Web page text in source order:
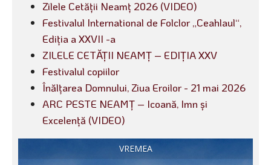
Zilele Cetății Neamț 2026 (VIDEO)
Festivalul International de Folclor „Ceahlaul“,
Ediția a XXVII -a
ZILELE CETĂȚII NEAMȚ – EDIȚIA XXV
Festivalul copiilor
Înălțarea Domnului, Ziua Eroilor - 21 mai 2026
ARC PESTE NEAMȚ – Icoană, Imn și
Excelență (VIDEO)
VREMEA